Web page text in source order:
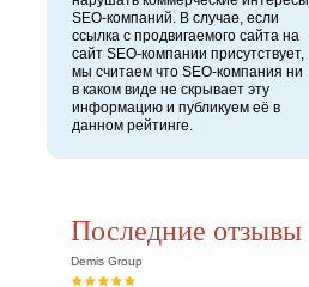
SEO-компаний. В случае, если
ссылка с продвигаемого сайта на
сайт SEO-компании присутствует,
мы считаем что SEO-компания ни
в каком виде не скрывает эту
информацию и публикуем её в
данном рейтинге.
Последние отзывы
Demis Group